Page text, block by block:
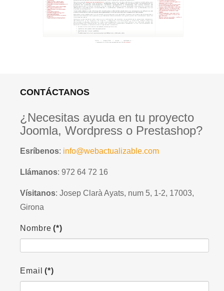
CONTÁCTANOS
¿Necesitas ayuda en tu proyecto
Joomla, Wordpress o Prestashop?
Esríbenos: info@webactualizable.com
Llámanos: 972 64 72 16
Vísitanos: Josep Clarà Ayats, num 5, 1-2, 17003,
Girona
Nombre (*)
Email (*)